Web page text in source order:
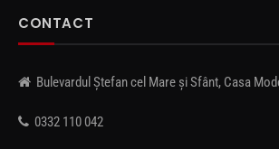
CONTACT
Bulevardul Ștefan cel Mare și Sfânt, Casa
0332 110 042